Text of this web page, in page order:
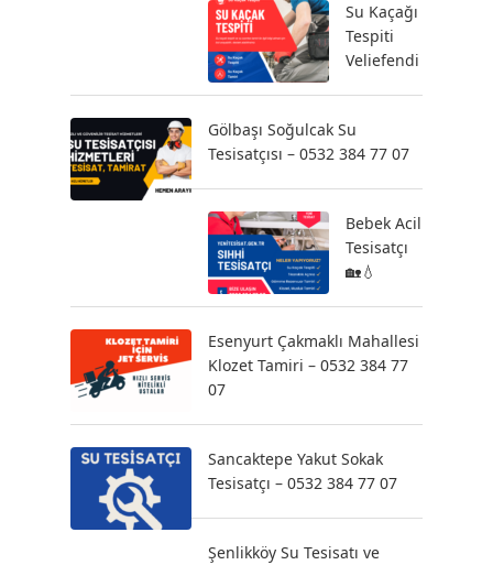
Su Kaçağı
Tespiti
Veliefendi
Gölbaşı Soğulcak Su
Tesisatçısı – 0532 384 77 07
Bebek Acil
Tesisatçı
🏡💧
Esenyurt Çakmaklı Mahallesi
Klozet Tamiri – 0532 384 77
07
Sancaktepe Yakut Sokak
Tesisatçı – 0532 384 77 07
Şenlikköy Su Tesisatı ve